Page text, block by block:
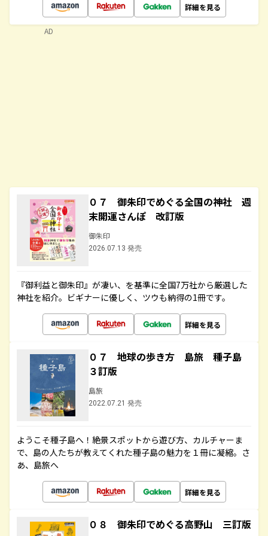
詳細を見る
０７ 御朱印でめぐる全国の神社 週
末開運さんぽ 改訂版
御朱印
2026.07.13 発売
『御利益と御朱印』が凄い、を基準に全国7万社から厳選した
神社を紹介。ビギナーに優しく、ツウも納得の1冊です。
詳細を見る
０７ 地球の歩き方 島旅 種子島
３訂版
島旅
2022.07.21 発売
ようこそ種子島へ！絶景スポットから遊び方、カルチャーま
で、島の人たちが教えてくれた種子島の魅力を１冊に凝縮。さ
あ、島旅へ
詳細を見る
０８ 御朱印でめぐる高野山 三訂版
AD